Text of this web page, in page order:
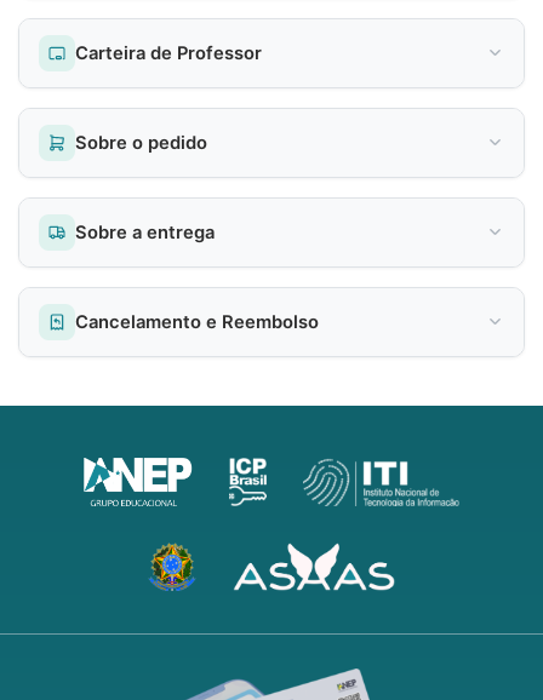
Carteira de Professor
Sobre o pedido
Sobre a entrega
Cancelamento e Reembolso